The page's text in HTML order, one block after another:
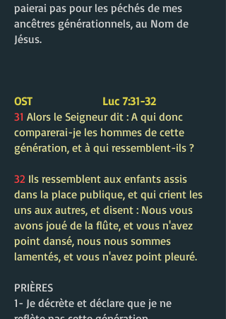
paierai pas pour les péchés de mes
ancêtres générationnels, au Nom de
Jésus.
OST Luc 7:31-32
31 Alors le Seigneur dit : A qui donc
comparerai-je les hommes de cette
génération, et à qui ressemblent-ils ?
32 Ils ressemblent aux enfants assis
dans la place publique, et qui crient les
uns aux autres, et disent : Nous vous
avons joué de la flûte, et vous n'avez
point dansé, nous nous sommes
lamentés, et vous n'avez point pleuré.
PRIÈRES
1- Je décrète et déclare que je ne